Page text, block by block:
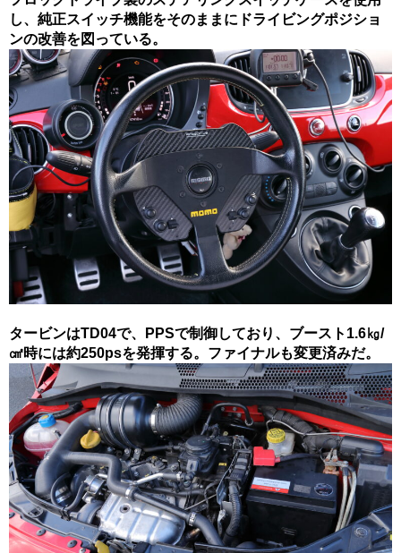
し、純正スイッチ機能をそのままにドライビングポジショ
ンの改善を図っている。
タービンはTD04で、PPSで制御しており、ブースト1.6㎏/
㎠時には約250psを発揮する。ファイナルも変更済みだ。